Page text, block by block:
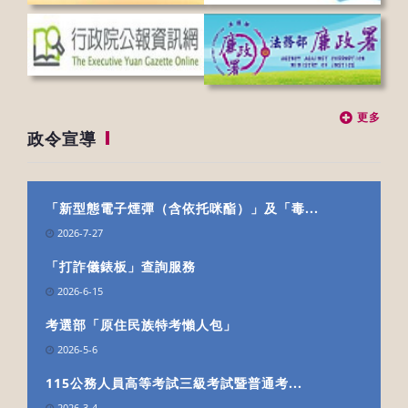
更多
政令宣導
「新型態電子煙彈（含依托咪酯）」及「毒...
2026-7-27
「打詐儀錶板」查詢服務
2026-6-15
考選部「原住民族特考懶人包」
2026-5-6
115公務人員高等考試三級考試暨普通考...